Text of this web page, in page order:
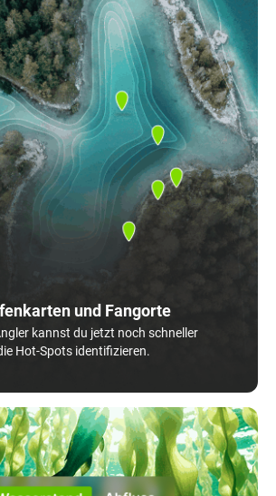
und Fangorte
kannst du jetzt noch schneller
Hot-Spots identifizieren.